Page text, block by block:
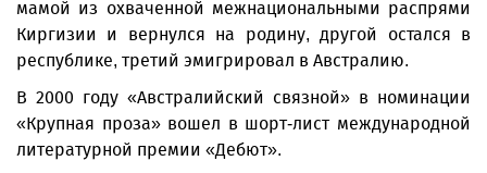
мамой из охваченной межнациональными распрями
Киргизии и вернулся на родину, другой остался в
республике, третий эмигрировал в Австралию.
В 2000 году «Австралийский связной» в номинации
«Крупная проза» вошел в шорт-лист международной
литературной премии «Дебют».